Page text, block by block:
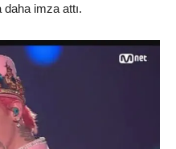
imza attı.